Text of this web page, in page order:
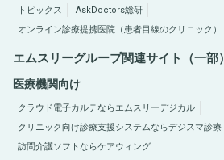
トピックス
AskDoctors総研
オンライン診療提携医院（患者目線のクリニック）
エムスリーグループ関連サイト（一部）
医療機関向け
クラウド電子カルテならエムスリーデジカル
クリニック向け診療支援システムならデジスマ診療
訪問介護ソフトならケアウィング